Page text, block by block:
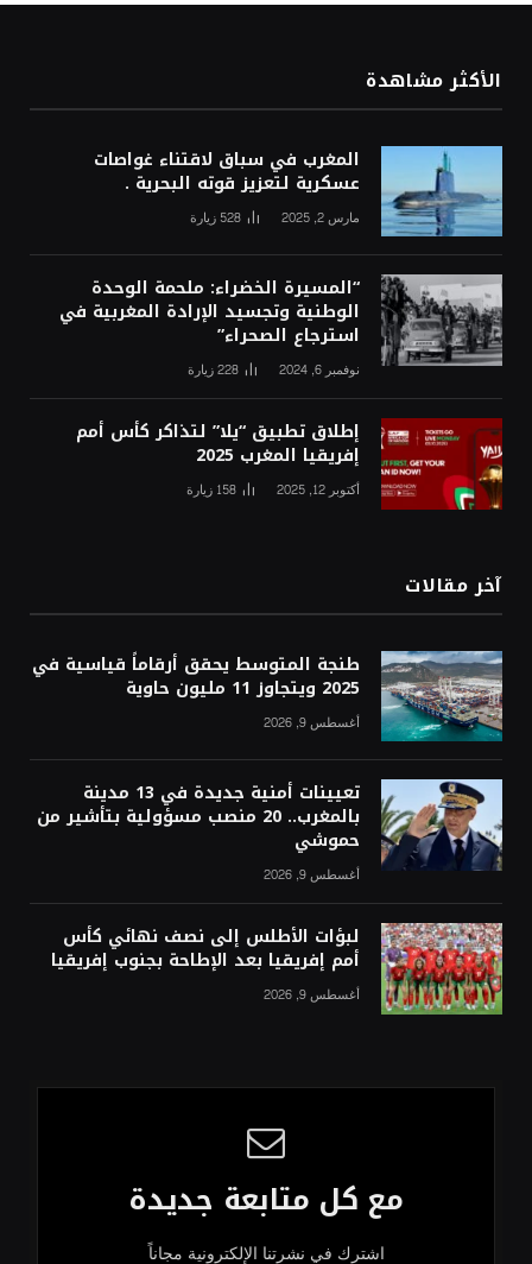
الأكثر مشاهدة
المغرب في سباق لاقتناء غواصات
عسكرية لتعزيز قوته البحرية .
مارس 2, 2025 528 زيارة
“المسيرة الخضراء: ملحمة الوحدة
الوطنية وتجسيد الإرادة المغربية في
استرجاع الصحراء”
نوفمبر 6, 2024 228زيارة
إطلاق تطبيق “يلا” لتذاكر كأس أمم
إفريقيا المغرب 2025
أكتوبر 12, 2025 158 زيارة
آخر مقالات
طنجة المتوسط يحقق أرقاماً قياسية في
2025 ويتجاوز 11 مليون حاوية
أغسطس 9, 2026
تعيينات أمنية جديدة في 13 مدينة
بالمغرب.. 20 منصب مسؤولية بتأشير من
حموشي
أغسطس 9, 2026
لبؤات الأطلس إلى نصف نهائي كأس
أمم إفريقيا بعد الإطاحة بجنوب إفريقيا
أغسطس 9, 2026
مع كل متابعة جديدة
اشترك في نشرتنا الإلكترونية مجاناً